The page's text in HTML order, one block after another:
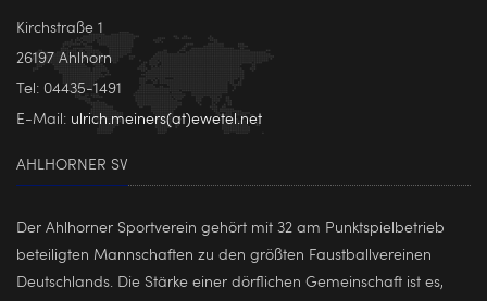
Kirchstraße 1
26197 Ahlhorn
Tel: 04435-1491
E-Mail: ulrich.meiners(at)ewetel.net
AHLHORNER SV
Der Ahlhorner Sportverein gehört mit 32 am Punktspielbetrieb
beteiligten Mannschaften zu den größten Faustballvereinen
Deutschlands. Die Stärke einer dörflichen Gemeinschaft ist es,